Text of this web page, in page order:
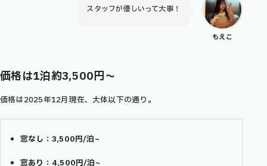
もえこ
スタッフが優しいって大事！
価格は1泊約3,500円〜
価格は2025年12月現在、大体以下の通り。
窓なし：3,500円/泊~
窓あり：4,500円/泊~